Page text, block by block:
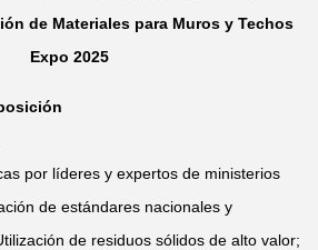
de Materiales para Muros y Techos
Expo 2025
por líderes y expertos de ministerios
de estándares nacionales y
de residuos sólidos de alto valor;